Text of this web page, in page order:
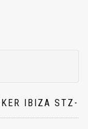
IBIZA STZ-